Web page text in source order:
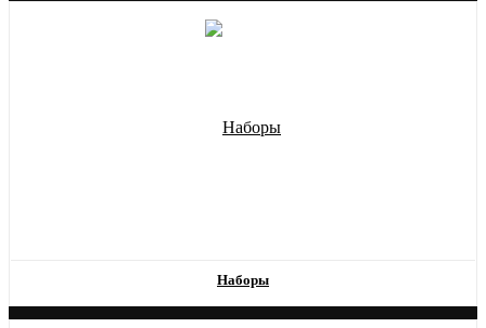
Наборы